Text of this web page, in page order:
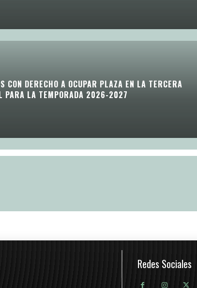
CON DERECHO A OCUPAR PLAZA EN LA TERCERA
PARA LA TEMPORADA 2026-2027
Redes Sociales